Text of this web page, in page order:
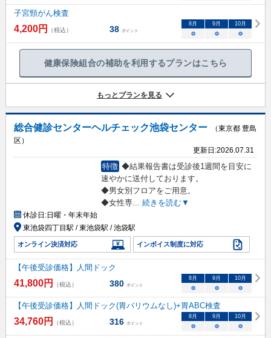
子宮頸がん検査
4,200円 （税込） 38 ポイント
8 月 9 月 10月
○ ○ ○
健康保険組合の補助を利用するプランはこちら
もっとプランを見る
総合健診センターヘルチェック池袋センター
（東京都 豊島
区）
更新日:2026.07.31
特徴 ◆結果報告書は受診後1週間を目安に
速やかに送付しております。
◆男女別フロアをご用意。
◆女性専... 続きを読む▼
休診日:日曜・年末年始
東池袋四丁目駅 / 東池袋駅 / 池袋駅
オンライン決済対応 インボイス制度に対応
【午後受診価格】人間ドック
41,800円 （税込） 380 ポイント
8 月 9 月 10月
○ ○ ○
【午後受診価格】人間ドック(胃バリウムなし)+胃ABC検査
34,760円 （税込） 316 ポイント
8 月 9 月 10月
○ ○ ○